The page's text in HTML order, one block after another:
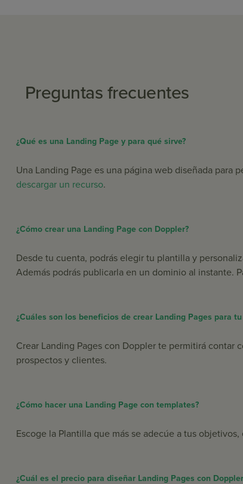
Preguntas frecuentes
¿Qué es una Landing Page y para qué sirve?
Una Landing Page es una página web diseñada
descargar un recurso.
¿Cómo crear una Landing Page con Doppler?
Desde tu cuenta, podrás elegir tu plantilla y
Además podrás publicarla en un dominio al instante.
¿Cuáles son los beneficios de crear Landing Pages para tu
Crear Landing Pages con Doppler te permitirá contar
prospectos y clientes.
¿Cómo hacer una Landing Page con templates?
Escoge la Plantilla que más se adecúe a tus
¿Cuál es el precio para diseñar Landing Pages con